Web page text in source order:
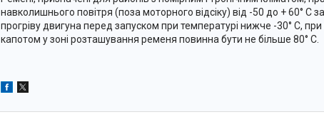
навколишнього повітря (поза моторного відсіку) від -50 до + 60° С
прогріву двигуна перед запуском при температурі нижче -30° С,
капотом у зоні розташування ременя повинна бути не більше 80° С.